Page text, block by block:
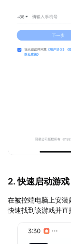
2. 快速启动游戏
在被控端电脑上安
快速找到该游戏并直